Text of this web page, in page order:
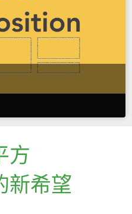
方
新希望